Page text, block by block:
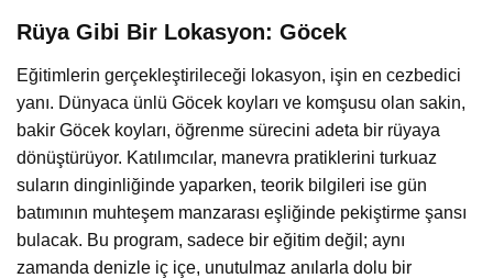
Rüya Gibi Bir Lokasyon: Göcek
Eğitimlerin gerçekleştirileceği lokasyon, işin en cezbedici
yanı. Dünyaca ünlü Göcek koyları ve komşusu olan sakin,
bakir Göcek koyları, öğrenme sürecini adeta bir rüyaya
dönüştürüyor. Katılımcılar, manevra pratiklerini turkuaz
suların dinginliğinde yaparken, teorik bilgileri ise gün
batımının muhteşem manzarası eşliğinde pekiştirme şansı
bulacak. Bu program, sadece bir eğitim değil; aynı
zamanda denizle iç içe, unutulmaz anılarla dolu bir